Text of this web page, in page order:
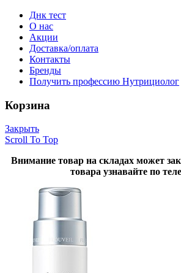
Днк тест
О нас
Акции
Доставка/оплата
Контакты
Бренды
Получить профессию Нутрициолог
Корзина
Закрыть
Scroll To Top
Внимание товар на складах может
товара узнавайте по